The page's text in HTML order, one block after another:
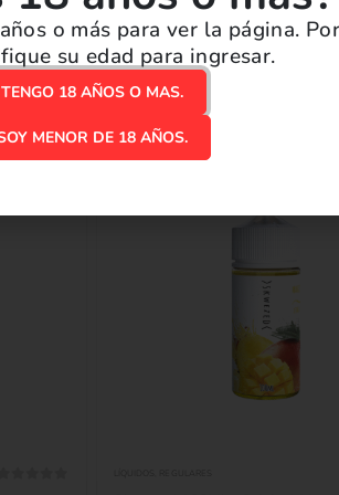
RELACIONADOS
o más para ver la página.
su edad para ingresar.
TENGO 18 AÑOS O MAS.
MENOR DE 18 AÑOS.